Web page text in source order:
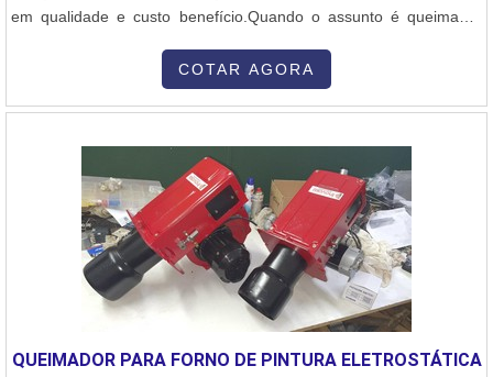
em qualidade e custo benefício.Quando o assunto é queimador
encontrar proteção com soluções para estufas, fornos e
caldeiras.MAIS INFORMAÇÕES SOBRE QUEIMADOR PARA
COTAR AGORA
QUEIMADOR PARA FORNO DE PINTURA ELETROSTÁTICA